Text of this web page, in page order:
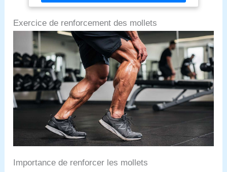
et Praticité : Chaque chaise mesure 84 cm de
avec une hauteur d'assise de 46 cm. Ces
dimensions sont idéales pour offrir un confort
maximal tout en étant suffisamment compactes
pour s'adapter à différents types de tables ou
d'espaces. Confort Exceptionnel Pour Longues
Durées : Dotées d’une assise ergonomique en
mousse de haute qualité et d’un dossier légèrement
courbé, ces chaises de salle à manger sont
conçues pour offrir un soutien parfait et un confort
durable. Que ce soit pour un dîner ou de longues
sessions de travail, elles vous garantissent une
expérience agréable. Structure Solide et Résistante
: Fabriquées avec des pieds en métal robustes et
un cadre stable, ces chaises noires sont conçues
pour une utilisation quotidienne. Leur construction
résistante et leur finition soignée assurent leur
Exercice de renforcement des mollets
Importance de renforcer les mollets